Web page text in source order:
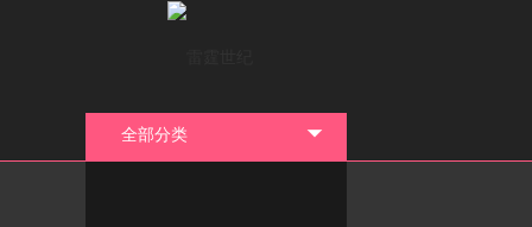
全部分类 